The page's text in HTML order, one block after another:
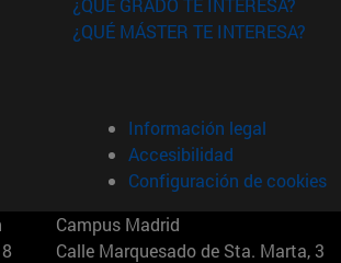
ventana)
en nueva ventana)
en nueva ventana)
¿QUÉ GRADO TE INTERESA?
¿QUÉ MÁSTER TE INTERESA?
Información legal
Accesibilidad
Configuración de cookies
Campus Madrid
Calle Marquesado de Sta. Marta, 3